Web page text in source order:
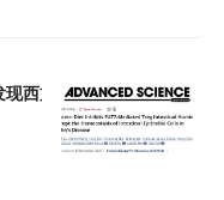
西方饮食引起克罗恩病